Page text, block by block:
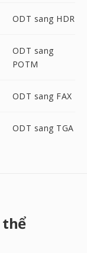
ODT sang HDR
ODT sang
POTM
ODT sang FAX
ODT sang TGA
thể